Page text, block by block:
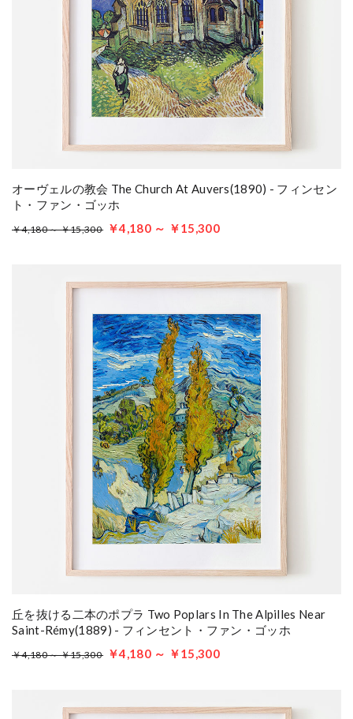
オーヴェルの教会 The Church At Auvers(1890) - フィンセン
ト・ファン・ゴッホ
￥4,180 ～ ￥15,300 ￥4,180 ～ ￥15,300
丘を抜ける二本のポプラ Two Poplars In The Alpilles Near
Saint-Rémy(1889) - フィンセント・ファン・ゴッホ
￥4,180 ～ ￥15,300 ￥4,180 ～ ￥15,300